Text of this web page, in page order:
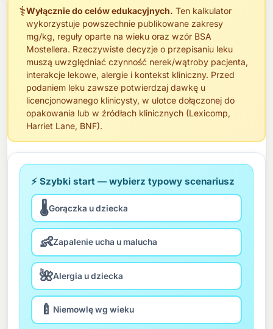
⚕Wyłącznie do celów edukacyjnych. Ten kalkulator
wykorzystuje powszechnie publikowane zakresy
mg/kg, reguły oparte na wieku oraz wzór BSA
Mostellera. Rzeczywiste decyzje o przepisaniu leku
muszą uwzględniać czynność nerek/wątroby pacjenta,
interakcje lekowe, alergie i kontekst kliniczny. Przed
podaniem leku zawsze potwierdzaj dawkę u
licencjonowanego klinicysty, w ulotce dołączonej do
opakowania lub w źródłach klinicznych (Lexicomp,
Harriet Lane, BNF).
⚡ Szybki start — wybierz typowy scenariusz
🌡️Gorączka u dziecka
👶Zapalenie ucha u malucha
🌺Alergia u dziecka
🍼 Niemowlę wg wieku